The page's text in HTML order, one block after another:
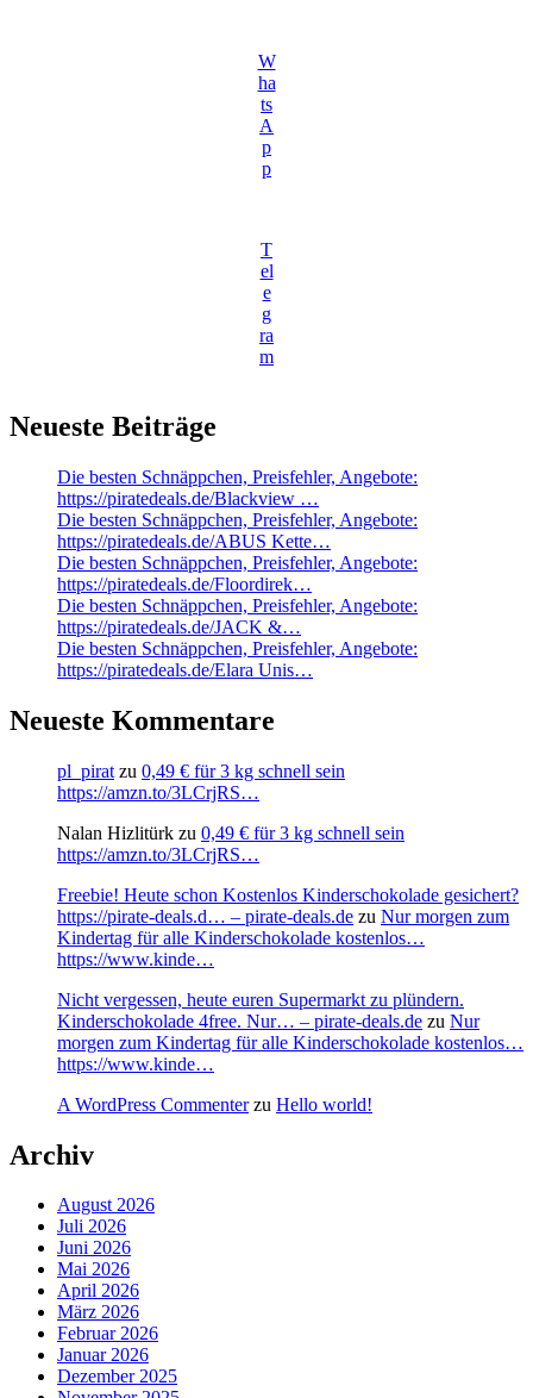
W
ha
ts
A
p
p
T
el
e
g
ra
m
Neueste Beiträge
Die besten Schnäppchen, Preisfehler, Angebote:
https://piratedeals.de/Blackview …
Die besten Schnäppchen, Preisfehler, Angebote:
https://piratedeals.de/ABUS Kette…
Die besten Schnäppchen, Preisfehler, Angebote:
https://piratedeals.de/Floordirek…
Die besten Schnäppchen, Preisfehler, Angebote:
https://piratedeals.de/JACK &…
Die besten Schnäppchen, Preisfehler, Angebote:
https://piratedeals.de/Elara Unis…
Neueste Kommentare
pl_pirat zu 0,49 € für 3 kg schnell sein
https://amzn.to/3LCrjRS…
Nalan Hizlitürk zu 0,49 € für 3 kg schnell sein
https://amzn.to/3LCrjRS…
Freebie! Heute schon Kostenlos Kinderschokolade gesichert?
https://pirate-deals.d… – pirate-deals.de zu Nur morgen zum
Kindertag für alle Kinderschokolade kostenlos…
https://www.kinde…
Nicht vergessen, heute euren Supermarkt zu plündern.
Kinderschokolade 4free. Nur… – pirate-deals.de zu Nur
morgen zum Kindertag für alle Kinderschokolade kostenlos…
https://www.kinde…
A WordPress Commenterzu Hello world!
Archiv
August 2026
Juli 2026
Juni 2026
Mai 2026
April 2026
März 2026
Februar 2026
Januar 2026
Dezember 2025